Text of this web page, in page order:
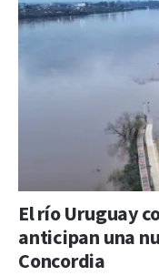
El río Uruguay
anticipan una
Concordia